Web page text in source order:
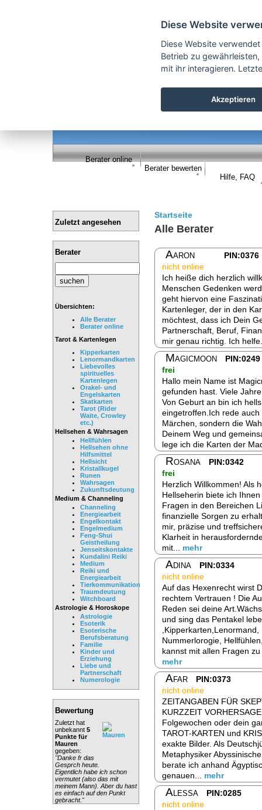
Berater online
Berater bewerten
Hilfe, FAQ
Zuletzt angesehen
Berater
Übersichten:
Alle Berater
Berater online
Tarot & Kartenlegen
Kipperkarten
Lenormandkarten
Liebevolles
spirituelles
Kartenlegen
Orakel- und
Engelskarten
Skatkarten
Tarot (Rider
Waite, Crowley
etc.)
Hellsehen & Wahrsagen
Hellfühlen
Hellsehen ohne
Hilfsmittel
Hellsicht
Kristallkugel
Runen
Wahrsagen
Zukunftsdeutung
Medium & Channeling
Channeling
Energiearbeit
Engelkontakt
Engelmedium
Feng-Shui
Geistheilung
Jenseitskontakte
Kundalini Reiki
Medium
Reiki und
Energiearbeit
Tierkommunikation
Traumdeutung
Witchboard
Astrologie & Horoskope
Astrologie
Esoterik
Esoterische
Berufsberatung
Familie
Kinder und
Erziehung
Liebe und
Partnerschaft
Numerologie
Bewertung
Zuletzt hat
unbekannt 5
Punkte für
Mauren
gegeben:
"Danke fr das
Gesprch heute.
Eigentlich habe ich schon
vermutet (also das mit
meinem Mann). Aber du hast
es einfach auf den Punkt
gebracht."
Startseite
Alle Berater
Aaron
PIN:0376
nicht online
Ich heiße dich herzlich
Menschen Gedenken
geht hiervon eine
Kartenleger, der in den
möchtest, dass ich Dein
Partnerschaft, Beruf,
mir genau richtig. Ich
Magicmoon
PIN:0249
frei
Hallo mein Name ist
gefunden hast. Viele
Von Geburt an bin ich
eingetroffen.Ich rede
Märchen, sondern die
Deinem Weg und
lege ich die Karten der
Rosana
PIN:0342
frei
Herzlich Willkommen! Als
Hellseherin biete ich
Fragen in den Bereichen
finanzielle Sorgen zu
mir, präzise und
Klarheit in
mit... mehr
Adina
PIN:0334
nicht online
Auf das Hexenrecht wirst
rechtem Vertrauen ! Die
Reden sei deine
und sing das Pentakel
Nummerlorogie,
kannst mit allen Fragen
mehr
Afar
PIN:0373
nicht online
ZEITANGABEN FÜR
KURZZEIT
Folgewochen oder dein
TAROT-KARTEN und
exakte Bilder. Als
Metaphysiker
berate ich anhand
genauen... mehr
Alessa
PIN:0285
nicht online
Diese Website
Diese Website
Betrieb zu
mit ihr interagieren.
Akzeptieren